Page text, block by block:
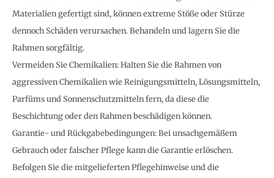
Materialien gefertigt sind, können extreme Stöße oder Stürze
dennoch Schäden verursachen. Behandeln und lagern Sie die
Rahmen sorgfältig.
Vermeiden Sie Chemikalien: Halten Sie die Rahmen von
aggressiven Chemikalien wie Reinigungsmitteln, Lösungsmitteln,
Parfüms und Sonnenschutzmitteln fern, da diese die
Beschichtung oder den Rahmen beschädigen können.
Garantie- und Rückgabebedingungen: Bei unsachgemäßem
Gebrauch oder falscher Pflege kann die Garantie erlöschen.
Befolgen Sie die mitgelieferten Pflegehinweise und die